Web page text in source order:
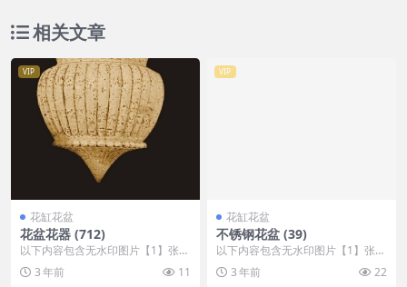
相关文章
VIP
花缸花盆
花盆花器 (712)
以下内容包含无水印图片【1】张
，开通会员无障碍浏览 开通VIP会
员 3 年前 11
VIP
花缸花盆
不锈钢花盆 (39)
以下内容包含无水印图片【1】张
，开通会员无障碍浏览 开通VIP会
员 3 年前 22